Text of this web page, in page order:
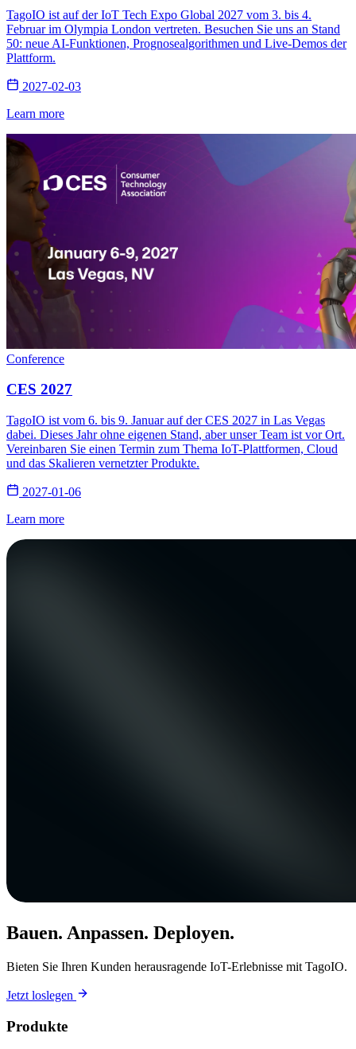
TagoIO ist auf der IoT Tech Expo Global 2027 vom 3. bis 4.
Februar im Olympia London vertreten. Besuchen Sie uns an Stand
50: neue AI-Funktionen, Prognosealgorithmen und Live-Demos der
Plattform.
2027-02-03
Learn more
Conference
CES 2027
TagoIO ist vom 6. bis 9. Januar auf der CES 2027 in Las Vegas
dabei. Dieses Jahr ohne eigenen Stand, aber unser Team ist vor Ort.
Vereinbaren Sie einen Termin zum Thema IoT-Plattformen, Cloud
und das Skalieren vernetzter Produkte.
2027-01-06
Learn more
Bauen. Anpassen. Deployen.
Bieten Sie Ihren Kunden herausragende IoT-Erlebnisse mit TagoIO.
Jetzt loslegen
Produkte